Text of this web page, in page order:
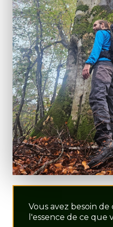
Vous avez besoin
l'essence de ce que